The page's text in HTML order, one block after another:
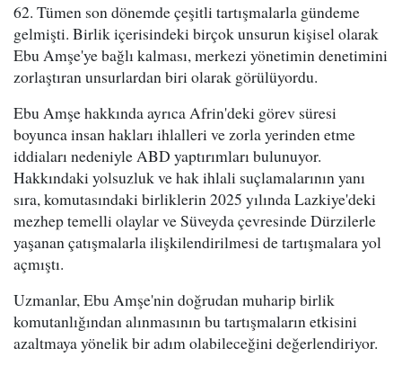
62. Tümen son dönemde çeşitli tartışmalarla gündeme
gelmişti. Birlik içerisindeki birçok unsurun kişisel olarak
Ebu Amşe'ye bağlı kalması, merkezi yönetimin denetimini
zorlaştıran unsurlardan biri olarak görülüyordu.
Ebu Amşe hakkında ayrıca Afrin'deki görev süresi
boyunca insan hakları ihlalleri ve zorla yerinden etme
iddiaları nedeniyle ABD yaptırımları bulunuyor.
Hakkındaki yolsuzluk ve hak ihlali suçlamalarının yanı
sıra, komutasındaki birliklerin 2025 yılında Lazkiye'deki
mezhep temelli olaylar ve Süveyda çevresinde Dürzilerle
yaşanan çatışmalarla ilişkilendirilmesi de tartışmalara yol
açmıştı.
Uzmanlar, Ebu Amşe'nin doğrudan muharip birlik
komutanlığından alınmasının bu tartışmaların etkisini
azaltmaya yönelik bir adım olabileceğini değerlendiriyor.